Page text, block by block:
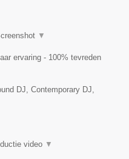
▼
ervaring - 100% tevreden
DJ, Contemporary DJ,
video ▼